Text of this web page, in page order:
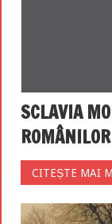
SCLAVIA
ROMÂNILOR
CITEȘTE MAI